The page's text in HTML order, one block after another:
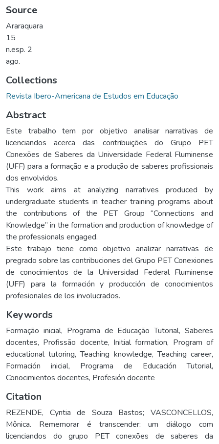
Source
Araraquara
15
n.esp. 2
ago.
Collections
Revista Ibero-Americana de Estudos em Educação
Abstract
Este trabalho tem por objetivo analisar narrativas de
licenciandos acerca das contribuições do Grupo PET
Conexões de Saberes da Universidade Federal Fluminense
(UFF) para a formação e a produção de saberes profissionais
dos envolvidos.
This work aims at analyzing narratives produced by
undergraduate students in teacher training programs about
the contributions of the PET Group “Connections and
Knowledge” in the formation and production of knowledge of
the professionals engaged.
Este trabajo tiene como objetivo analizar narrativas de
pregrado sobre las contribuciones del Grupo PET Conexiones
de conocimientos de la Universidad Federal Fluminense
(UFF) para la formación y producción de conocimientos
profesionales de los involucrados.
Keywords
Formação inicial, Programa de Educação Tutorial,Saberes
docentes, Profissão docente, Initial formation, Program of
educational tutoring,Teaching knowledge,Teaching career,
Formación inicial, Programa de Educación Tutorial,
Conocimientos docentes, Profesión docente
Citation
REZENDE, Cyntia de Souza Bastos; VASCONCELLOS,
Mônica. Rememorar é transcender: um diálogo com
licenciandos do grupo PET conexões de saberes da